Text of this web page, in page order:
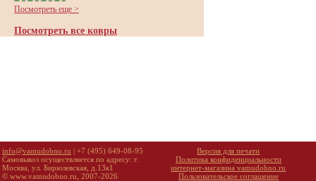
Посмотреть еще >
Посмотреть все ковры
info@vamudobno.ru | +7 (495) 649-08-95
Самовывоз осуществляется по адресу: г.
Москва, ул. Бирюлевская, д.13к1
© www.vamudobno.ru, 2007-2026
Версия для печати
Политика конфиденциальности
интернет-магазина vamudobno.ru
Пользовательское соглашение